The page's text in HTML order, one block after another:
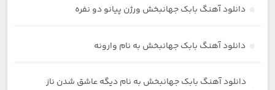
دانلود آهنگ بابک جهانبخش ورژن پیانو دو نفره
دانلود آهنگ بابک جهانبخش به نام وارونه
دانلود آهنگ بابک جهانبخش به نام دیگه عاشق شدن ناز